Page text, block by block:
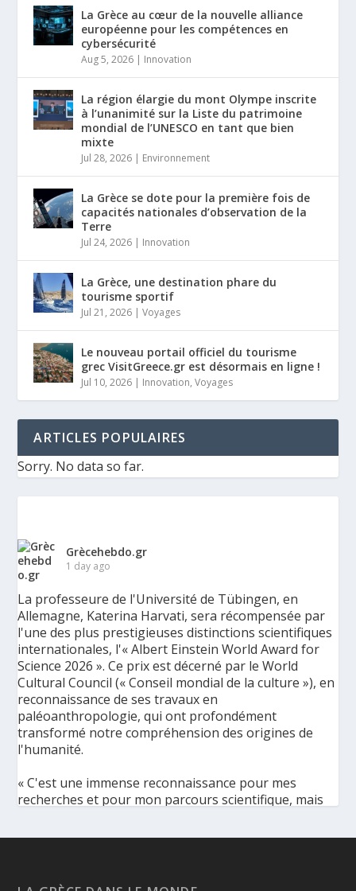
La Grèce au cœur de la nouvelle alliance
européenne pour les compétences en
cybersécurité
Aug 5, 2026 | Innovation
La région élargie du mont Olympe inscrite
à l’unanimité sur la Liste du patrimoine
mondial de l’UNESCO en tant que bien
mixte
Jul 28, 2026 | Environnement
La Grèce se dote pour la première fois de
capacités nationales d’observation de la
Terre
Jul 24, 2026 | Innovation
La Grèce, une destination phare du
tourisme sportif
Jul 21, 2026 |Voyages
Le nouveau portail officiel du tourisme
grec VisitGreece.gr est désormais en ligne !
Jul 10, 2026 | Innovation,Voyages
ARTICLES POPULAIRES
Sorry. No data so far.
Grècehebdo.gr
1 day ago
La professeure de l'Université de Tübingen, en
Allemagne, Katerina Harvati, sera récompensée par
l'une des plus prestigieuses distinctions scientifiques
internationales, l'« Albert Einstein World Award for
Science 2026 ». Ce prix est décerné par le World
Cultural Council (« Conseil mondial de la culture »), en
reconnaissance de ses travaux en
paléoanthropologie, qui ont profondément
transformé notre compréhension des origines de
l'humanité.
« C'est une immense reconnaissance pour mes
recherches et pour mon parcours scientifique, mais
paléoanthropologie, une discipline qui apporte des